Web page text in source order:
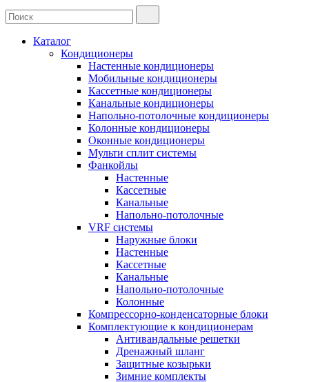
Каталог
Кондиционеры
Настенные кондиционеры
Мобильные кондиционеры
Кассетные кондиционеры
Канальные кондиционеры
Напольно-потолочные кондиционеры
Колонные кондиционеры
Оконные кондиционеры
Мульти сплит системы
Фанкойлы
Настенные
Кассетные
Канальные
Напольно-потолочные
VRF системы
Наружные блоки
Настенные
Кассетные
Канальные
Напольно-потолочные
Колонные
Компрессорно-конденсаторные блоки
Комплектующие к кондиционерам
Антивандальные решетки
Дренажный шланг
Защитные козырьки
Зимние комплекты